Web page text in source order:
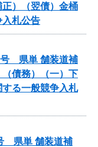
）（翌債）金桶
札公告
号 県単 舗装道補
債務）（一）下
る一般競争入札
県単 舗装道補